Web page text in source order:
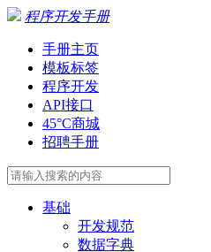
程序开发手册
手册主页
模板标签
程序开发
API接口
45°C商城
招聘手册
基础
开发规范
数据字典